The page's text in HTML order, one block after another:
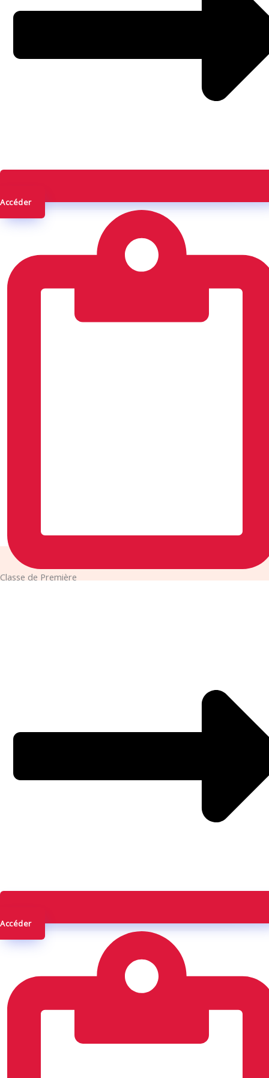
Accéder
Classe de Première
Accéder